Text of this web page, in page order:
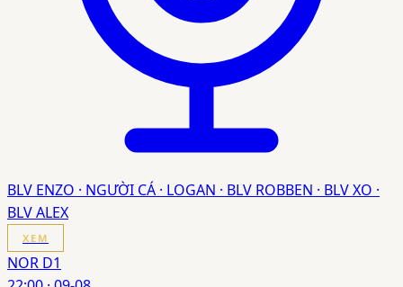
BLV ENZO · NGƯỜI CÁ · LOGAN · BLV ROBBEN · BLV XO ·
BLV ALEX
XEM
NOR D1